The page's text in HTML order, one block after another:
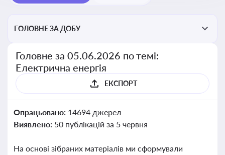
ГОЛОВНЕ ЗА ДОБУ
Головне за 05.06.2026 по темі:
Електрична енергія
ЕКСПОРТ
Опрацьовано: 14694 джерел
Виявлено: 50 публікацій за 5 червня
На основі зібраних матеріалів ми сформували